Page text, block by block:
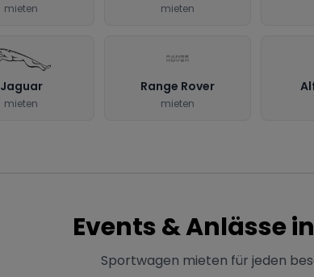
mieten mieten
Jaguar
mieten
Range Rover
mieten
Events & Anlässe in
Sportwagen mieten für jeden